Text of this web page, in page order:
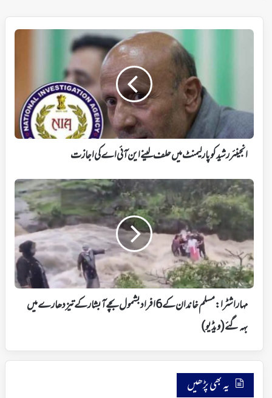
انجینئر
لینے
این
آئی
اے
اجازت
انجینئر رشید کو پارلیمنٹ میں حلف لینے این آئی اے کی اجازت
مہاراشٹرا:
مسلم
خاندان
کے
6
افراد
بشمول
بچے
آبشار
کے
دھارے
میں
بہہ
گئے
(ویڈیو)
مہاراشٹرا: مسلم خاندان کے 6 افراد بشمول بچے آبشار کے تیز دھارے میں
بہہ گئے (ویڈیو)
یہ بھی پڑھیں